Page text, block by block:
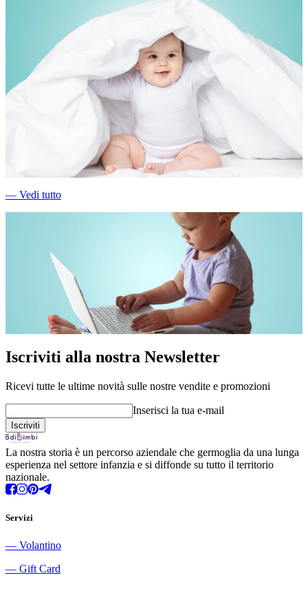
― Vedi tutto
Iscriviti alla nostra Newsletter
Ricevi tutte le ultime novità sulle nostre vendite e promozioni
Inserisci la tua e-mail
La nostra storia è un percorso aziendale che germoglia da una lunga
esperienza nel settore infanzia e si diffonde su tutto il territorio
nazionale.
Servizi
― Volantino
― Gift Card